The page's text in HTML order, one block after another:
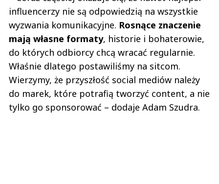
influencerzy nie są odpowiedzią na wszystkie
wyzwania komunikacyjne. Rosnące znaczenie
mają własne formaty, historie i bohaterowie,
do których odbiorcy chcą wracać regularnie.
Właśnie dlatego postawiliśmy na sitcom.
Wierzymy, że przyszłość social mediów należy
do marek, które potrafią tworzyć content, a nie
tylko go sponsorować – dodaje Adam Szudra.